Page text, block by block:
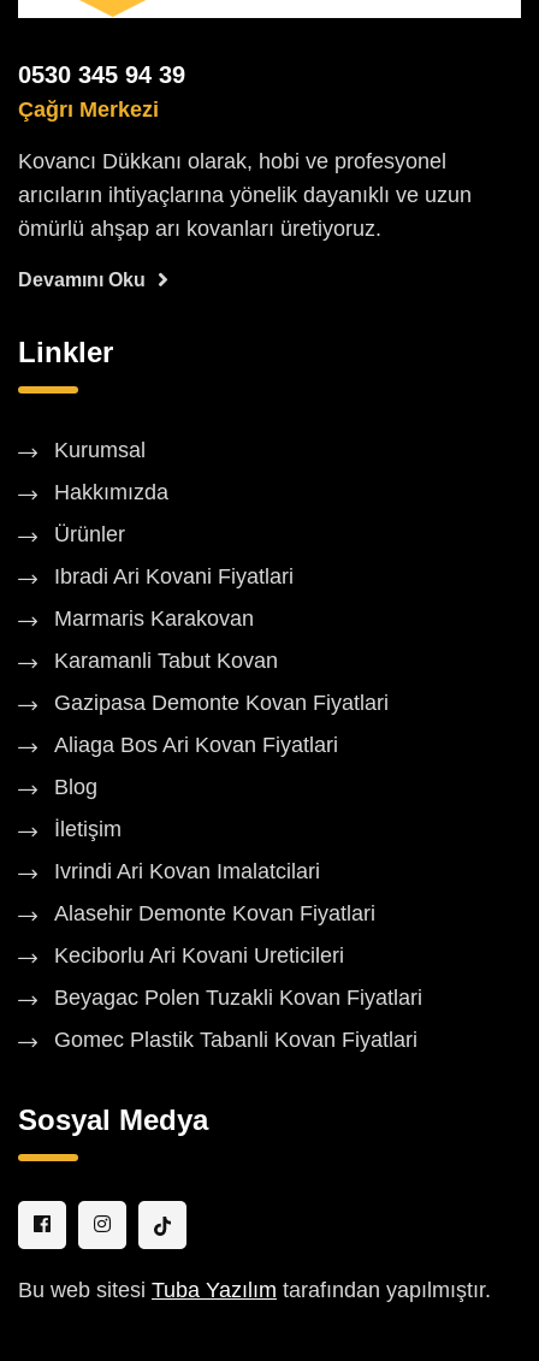
0530 345 94 39
Çağrı Merkezi
Kovancı Dükkanı olarak, hobi ve profesyonel
arıcıların ihtiyaçlarına yönelik dayanıklı ve uzun
ömürlü ahşap arı kovanları üretiyoruz.
Devamını Oku
Linkler
Kurumsal
Hakkımızda
Ürünler
Ibradi Ari Kovani Fiyatlari
Marmaris Karakovan
Karamanli Tabut Kovan
Gazipasa Demonte Kovan Fiyatlari
Aliaga Bos Ari Kovan Fiyatlari
Blog
İletişim
Ivrindi Ari Kovan Imalatcilari
Alasehir Demonte Kovan Fiyatlari
Keciborlu Ari Kovani Ureticileri
Beyagac Polen Tuzakli Kovan Fiyatlari
Gomec Plastik Tabanli Kovan Fiyatlari
Sosyal Medya
Bu web sitesi Tuba Yazılım tarafından yapılmıştır.